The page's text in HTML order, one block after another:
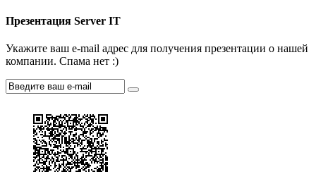
Презентация Server IT
Укажите ваш e-mail адрес для получения презентации о нашей
компании. Спама нет :)